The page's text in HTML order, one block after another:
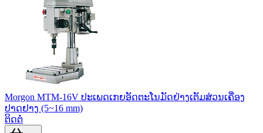
Morgon MTM-16V ປະເພດເກຍອັດຕະໂນມັດຢ່າງເຕັມສ່ວນເຄື່ອງ
ປາດຢາງ (5~16 mm)
ຕິດຕໍ່